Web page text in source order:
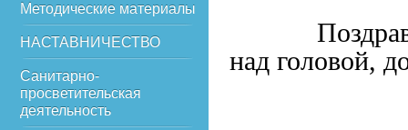
Методические материалы
НАСТАВНИЧЕСТВО
Санитарно-
просветительская
деятельность
над головой,